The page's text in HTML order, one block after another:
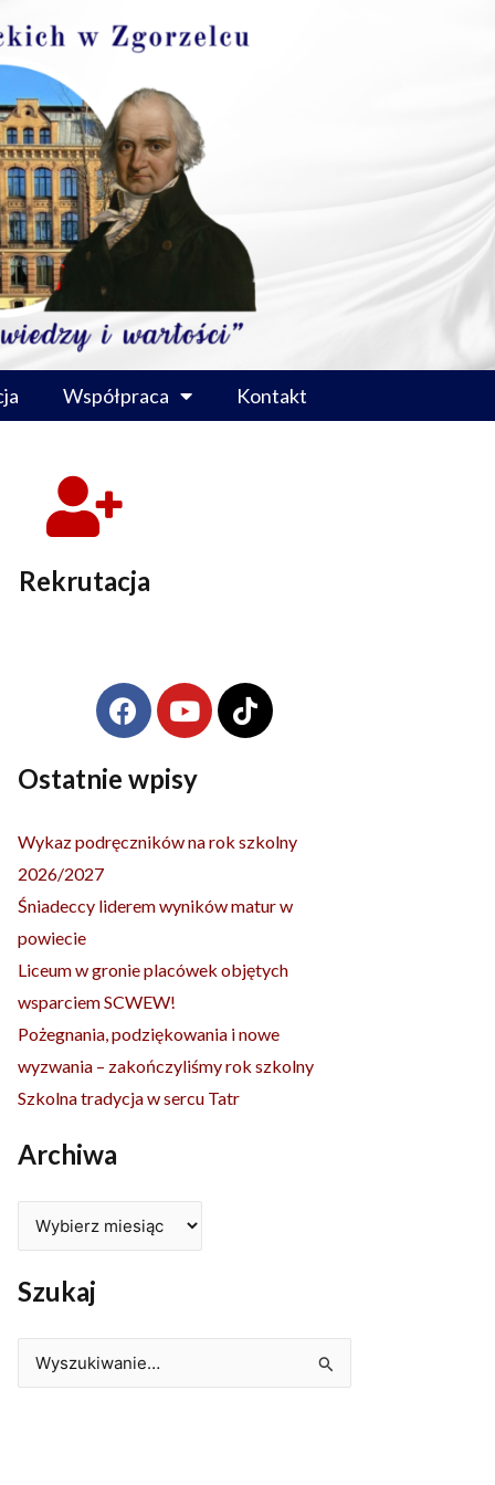
Współpraca Kontakt
Rekrutacja
F
a
e
o
Y
o
t
b
T
i
k
Ostatnie wpisy
Wykaz podręczników na rok szkolny
2026/2027
Śniadeccy liderem wyników matur w
powiecie
Liceum w gronie placówek objętych
wsparciem SCWEW!
Pożegnania, podziękowania i nowe
wyzwania – zakończyliśmy rok szkolny
Szkolna tradycja w sercu Tatr
Archiwa
Szukaj
Szukaj